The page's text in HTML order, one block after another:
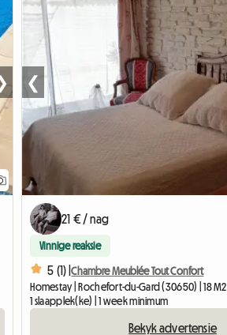
❮
21 € / nag
Vinnige reaksie
5 (1) |Chambre Meublée Tout Confort
Homestay | Rochefort-du-Gard (30650) | 18 M2
1 slaapplek(ke) | 1 week minimum
Bekyk advertensie